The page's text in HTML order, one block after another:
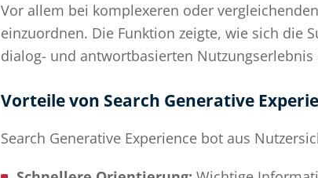
Vor allem bei komplexeren oder
einzuordnen. Die Funktion zeigte, wie sich die
dialog- und antwortbasierten Nutzungserlebnis
Vorteile von Search Generative
Search Generative Experience bot aus